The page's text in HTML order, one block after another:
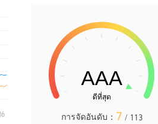
การจัดอันดับ： 7 / 113